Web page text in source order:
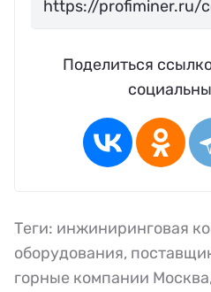
Поделиться
Теги: инжиниринговая
оборудования,
горные компании Москва